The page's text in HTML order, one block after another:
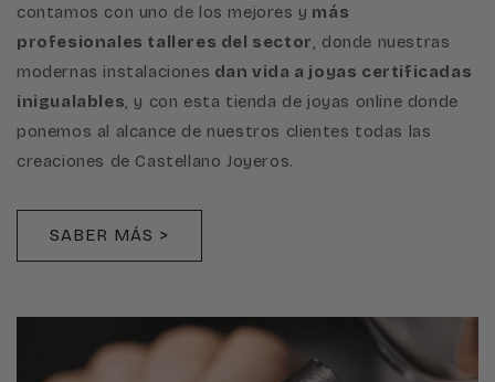
contamos con uno de los mejores y más
profesionales talleres del sector, donde nuestras
modernas instalaciones dan vida a joyas certificadas
inigualables, y con esta tienda de joyas online donde
ponemos al alcance de nuestros clientes todas las
creaciones de Castellano Joyeros.
SABER MÁS >